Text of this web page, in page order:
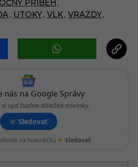
PRÍBEH ,
, UTOKY, VLK, VRAZDY,
nás na Google Správy
si ujsť žiadne dôležité novinky.
☆ Sledovať
na hviezdičku ★ Sledovať